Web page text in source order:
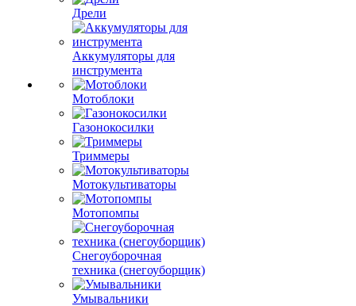
Дрели
Аккумуляторы для
инструмента
Мотоблоки
Газонокосилки
Триммеры
Мотокультиваторы
Мотопомпы
Снегоуборочная
техника (снегоуборщик)
Умывальники